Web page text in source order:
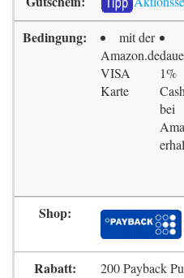
mit der
Amazon.de
VISA
Karte
1%
bei
200 Payback